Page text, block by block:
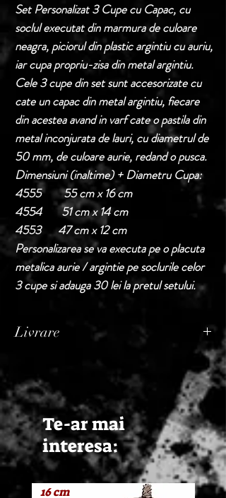
Set Personalizat 3 Cupe cu Capac, cu
soclul executat din marmura de culoare
neagra, piciorul din plastic argintiu cu auriu,
iar cupa propriu-zisa din metal argintiu.
Cele 3 cupe din set sunt accesorizate cu
cate un capac din metal argintiu, fiecare
din acestea avand in varf cate o pastila din
metal inconjurata de lauri, cu diametrul de
50 mm, de culoare aurie, redand o pusca.
Dimensiuni (inaltime) + Diametru Cupa:
4555 55 cm x 16 cm
4554 51 cm x 14 cm
4553 47 cm x 12 cm
Personalizarea se va executa pe o placuta
metalica aurie / argintie pe soclurile celor
3 cupe si adauga 30 lei la pretul setului.
Livrare
Termen de livrare: 1 - 2 zile lucratoare, din
momentul confirmarii comenzii de catre
Seller.
Te-ar mai
interesa:
16 cm